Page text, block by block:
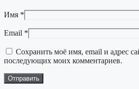
Имя *
Email *
Сохранить моё имя, email и адрес
последующих моих комментариев.